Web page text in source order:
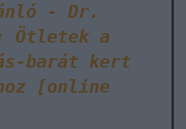
- Dr.
Ötletek a
barát kert
[online